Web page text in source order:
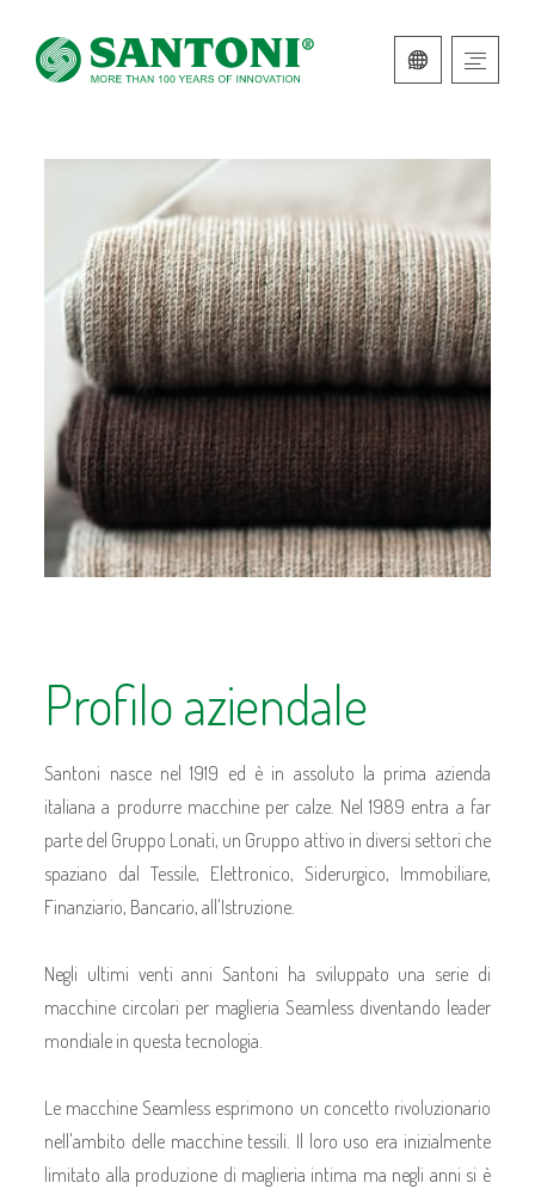
Profilo aziendale
Santoni nasce nel 1919 ed è in assoluto la prima azienda
italiana a produrre macchine per calze. Nel 1989 entra a far
parte del Gruppo Lonati, un Gruppo attivo in diversi settori che
spaziano dal Tessile, Elettronico, Siderurgico, Immobiliare,
Finanziario, Bancario, all'Istruzione.
Negli ultimi venti anni Santoni ha sviluppato una serie di
macchine circolari per maglieria Seamless diventando leader
mondiale in questa tecnologia.
Le macchine Seamless esprimono un concetto rivoluzionario
nell'ambito delle macchine tessili. Il loro uso era inizialmente
limitato alla produzione di maglieria intima ma negli anni si è